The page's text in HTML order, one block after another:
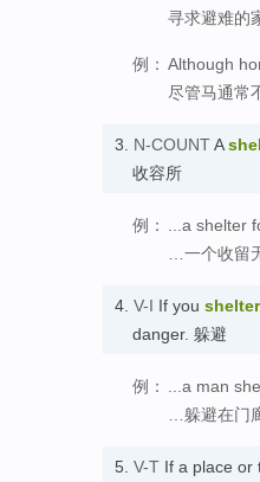
寻求避难的
例： Although
尽管马通常
3. N-COUNTA
收容所
例：
...a shelter
…一个收留
4. V-I If you shelter
danger. 躲避
例：
...a man
…躲避在门
5. V-T If a place or